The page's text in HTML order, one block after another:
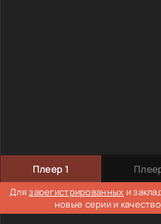
Плеер 1
Длязарегистрированных и
новые серии и